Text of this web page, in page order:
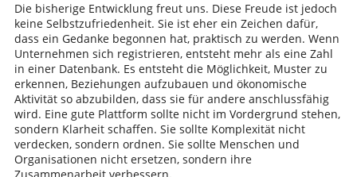
Die bisherige Entwicklung freut uns. Diese Freude ist jedoch
keine Selbstzufriedenheit. Sie ist eher ein Zeichen dafür,
dass ein Gedanke begonnen hat, praktisch zu werden. Wenn
Unternehmen sich registrieren, entsteht mehr als eine Zahl
in einer Datenbank. Es entsteht die Möglichkeit, Muster zu
erkennen, Beziehungen aufzubauen und ökonomische
Aktivität so abzubilden, dass sie für andere anschlussfähig
wird. Eine gute Plattform sollte nicht im Vordergrund stehen,
sondern Klarheit schaffen. Sie sollte Komplexität nicht
verdecken, sondern ordnen. Sie sollte Menschen und
Organisationen nicht ersetzen, sondern ihre